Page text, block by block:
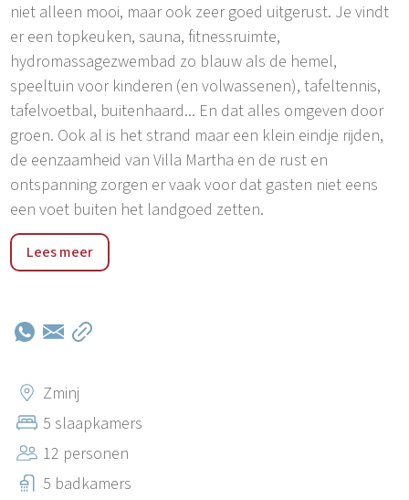
niet alleen mooi, maar ook zeer goed uitgerust. Je vindt
er een topkeuken, sauna, fitnessruimte,
hydromassagezwembad zo blauw als de hemel,
speeltuin voor kinderen (en volwassenen), tafeltennis,
tafelvoetbal, buitenhaard... En dat alles omgeven door
groen. Ook al is het strand maar een klein eindje rijden,
de eenzaamheid van Villa Martha en de rust en
ontspanning zorgen er vaak voor dat gasten niet eens
een voet buiten het landgoed zetten.
Het stadje Žminj ligt in het centrum van Istrië en is
herkenbaar aan de overblijfselen van de middeleeuwse
door natuurlijke schoonheid en rust, en een zeer goede
nabijgelegen afrit van de snelweg. De gemeente Žminj
bestaat uit ongeveer honderd nederzettingen en de
aantrekkingskracht van de plaats vanaf het allereerste
begin van de beschaving wordt bevestigd door
archeologische vondsten uit prehistorische tijden.
Lees meer
Zminj
5 slaapkamers
12 personen
5 badkamers